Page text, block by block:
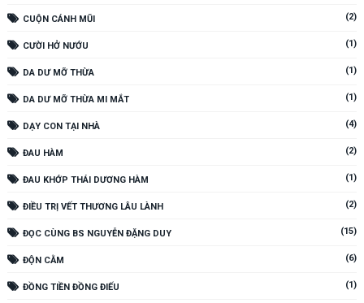
CUỘN CÁNH MŨI (2)
CƯỜI HỞ NƯỚU (1)
DA DƯ MỠ THỪA (1)
DA DƯ MỠ THỪA MI MẮT (1)
DẠY CON TẠI NHÀ (4)
ĐAU HÀM (2)
ĐAU KHỚP THÁI DƯƠNG HÀM (1)
ĐIỀU TRỊ VẾT THƯƠNG LÂU LÀNH (2)
ĐỌC CÙNG BS NGUYỄN ĐẶNG DUY (15)
ĐỘN CẰM (6)
ĐỒNG TIỀN ĐỒNG ĐIẾU (1)